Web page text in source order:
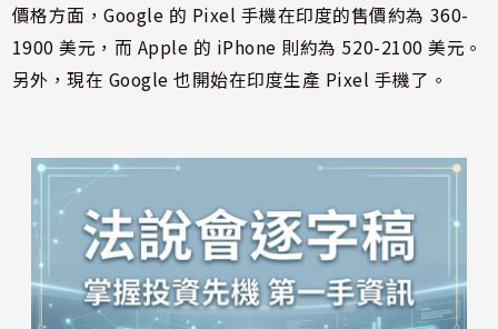
價格方面，Google 的 Pixel 手機在印度的售價約為 360-
1900 美元，而 Apple 的 iPhone 則約為 520-2100 美元。
另外，現在 Google 也開始在印度生產 Pixel 手機了。